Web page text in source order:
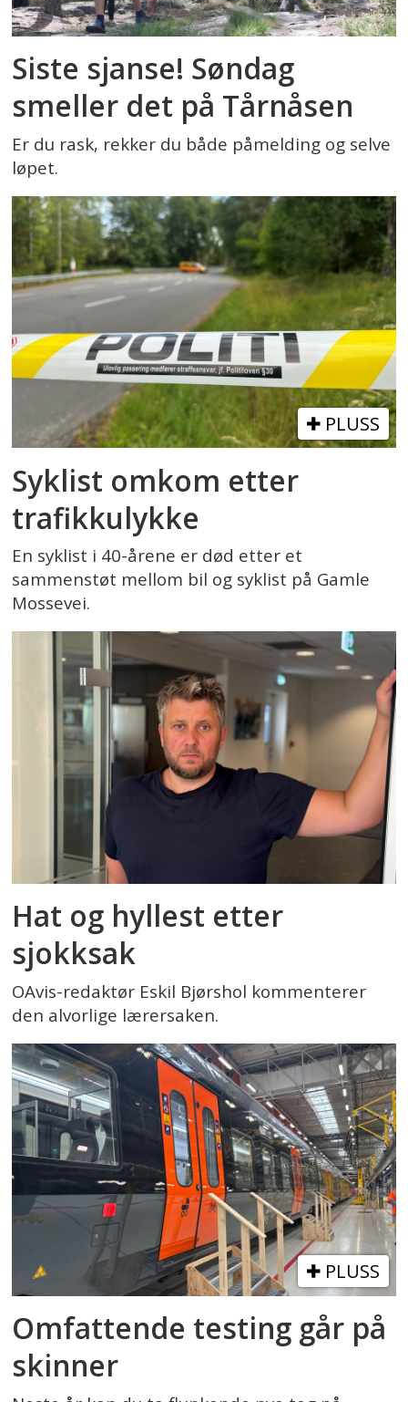
Siste sjanse! Søndag
smeller det på Tårnåsen
Er du rask, rekker du både påmelding og selve
løpet.
PLUSS
Syklist omkom etter
trafikkulykke
En syklist i 40-årene er død etter et
sammenstøt mellom bil og syklist på Gamle
Mossevei.
Hat og hyllest etter
sjokksak
OAvis-redaktør Eskil Bjørshol kommenterer
den alvorlige lærersaken.
PLUSS
Omfattende testing går på
skinner